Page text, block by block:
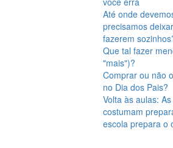
Até onde
precisamos
fazerem
Que tal fazer
"mais")?
Comprar ou não
no Dia dos Pais?
Volta às aulas:
costumam
escola prepara o